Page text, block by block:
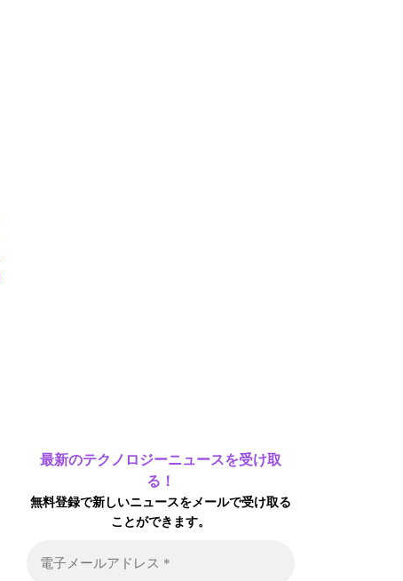
最新のテクノロジーニュースを受け取
る！
無料登録で新しいニュースをメールで受け取る
ことができます。